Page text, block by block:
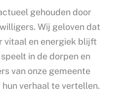
gehouden door
Wij geloven dat
vitaal en energiek blijft
in de dorpen en
van onze gemeente
verhaal te vertellen.